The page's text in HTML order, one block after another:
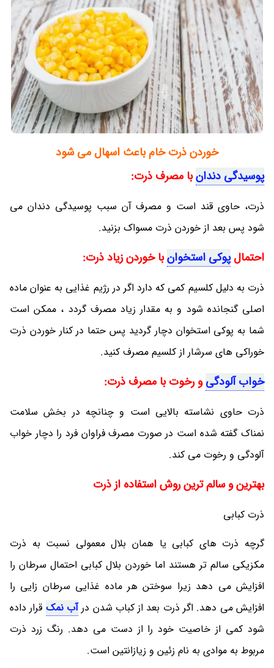
خوردن ذرت خام باعث اسهال می شود
پوسیدگی دندانبا مصرف ذرت:
ذرت، حاوی قند است و مصرف آن سبب پوسیدگی دندان می
شود پس بعد از خوردن ذرت مسواک بزنید.
احتمالپوکی استخوانبا خوردن زیاد ذرت:
ذرت به دلیل کلسیم کمی که دارد اگر در رژیم غذایی به عنوان ماده
اصلی گنجانده شود و به مقدار زیاد مصرف گردد ، ممکن است
شما به پوکی استخوان دچار گردید پس حتما در کنار خوردن ذرت
خوراکی های سرشار از کلسیم مصرف کنید.
خواب آلودگیو رخوت با مصرف ذرت:
ذرت حاوی نشاسته بالایی است و چنانچه در بخش سلامت
نمناک گفته شده است در صورت مصرف فراوان فرد را دچار خواب
آلودگی و رخوت می کند.
بهترین و سالم ترین روش استفاده از ذرت
ذرت کبابی
گرچه ذرت های کبابی یا همان بلال معمولی نسبت به ذرت
مکزیکی سالم تر هستند اما خوردن بلال کبابی احتمال سرطان را
افزایش می دهد زیرا سوختن هر ماده غذایی سرطان زایی را
افزایش می دهد. اگر ذرت بعد از کباب شدن درآب نمک قرار داده
شود کمی از خاصیت خود را از دست می دهد. رنگ زرد ذرت
مربوط به موادی به نام زئین و زیازانتین است.